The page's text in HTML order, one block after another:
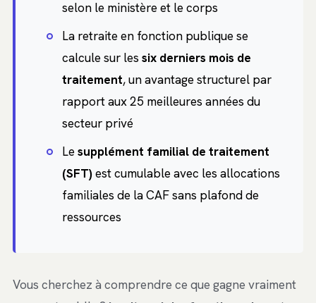
selon le ministère et le corps
La retraite en fonction publique se
calcule sur les six derniers mois de
traitement, un avantage structurel par
rapport aux 25 meilleures années du
secteur privé
Lesupplément familial de traitement
(SFT)est cumulable avec les allocations
familiales de la CAF sans plafond de
ressources
Vous cherchez à comprendre ce que gagne vraiment